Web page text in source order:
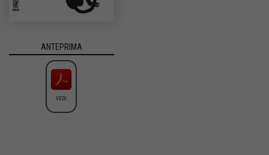
ANTEPRIMA
VEDI